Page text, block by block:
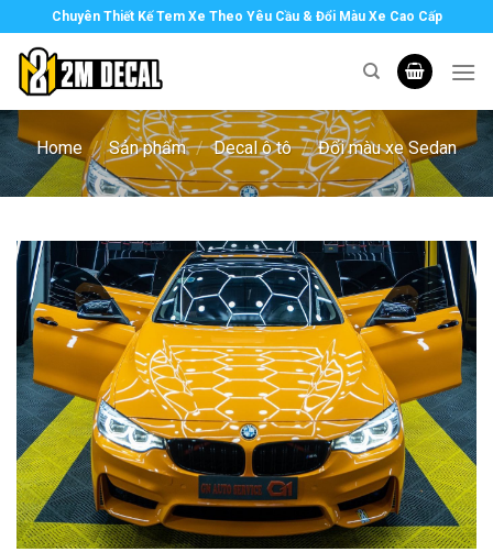
to
content
Chuyên Thiết Kế Tem Xe Theo Yêu Cầu & Đổi Màu Xe Cao Cấp
Home / Sản phẩm / Decal ô tô / Đổi màu xe Sedan